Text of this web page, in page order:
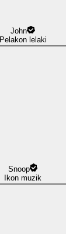
John
Pelakon lelaki
Snoop
Ikon muzik